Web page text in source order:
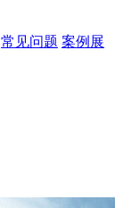
常见问题 案例展